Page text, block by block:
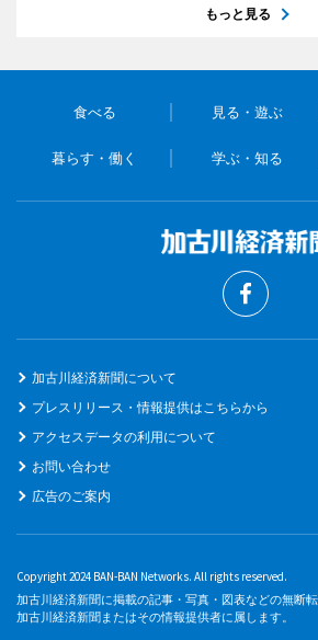
もっと見る
食べる 見る・遊ぶ
暮らす・働く 学ぶ・知る
加古川経済新聞について
プレスリリース・情報提供はこちらから
アクセスデータの利用について
お問い合わせ
広告のご案内
Copyright 2024 BAN-BAN Networks. All rights reserved.
加古川経済新聞に掲載の記事・写真・図表などの無断
加古川経済新聞またはその情報提供者に属します。